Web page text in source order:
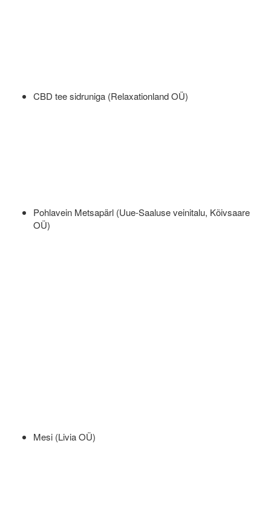
CBD tee sidruniga (Relaxationland OÜ)
Pohlavein Metsapärl (Uue-Saaluse veinitalu, Kõivsaare
OÜ)
Mesi (Livia OÜ)